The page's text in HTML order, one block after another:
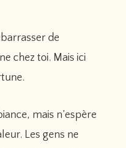
de
chez toi. Mais ici
mais n’espère
Les gens ne